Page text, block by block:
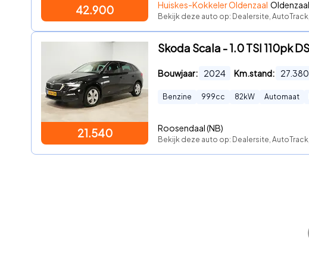
42.900 Huiskes-Kokkeler Oldenzaal
Bekijk deze auto op: Dealersite,
21.540
Skoda Scala - 1.0 TSI 110pk
Bouwjaar: 2024 Km.stand: 27.380
Benzine 999cc 82kW Automaat
Roosendaal (NB)
Bekijk deze auto op: Dealersite,